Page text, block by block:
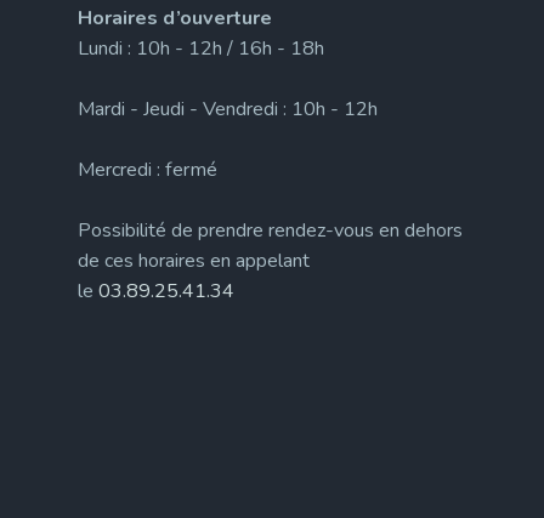
Horaires d’ouverture
Lundi : 10h - 12h / 16h - 18h
Mardi - Jeudi - Vendredi : 10h - 12h
Mercredi : fermé
Possibilité de prendre rendez-vous en dehors
de ces horaires en appelant
le 03.89.25.41.34